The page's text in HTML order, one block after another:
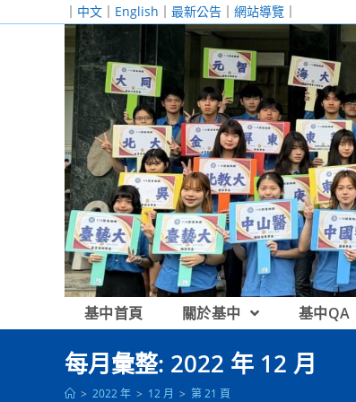
｜ 中文 ｜ English ｜ 最新公告 ｜ 網站導覽 ｜
基中首頁 關於基中 基中QA
每月彙整: 2022 年 12 月
> 2022 年 > 12 月 > 第 21 頁